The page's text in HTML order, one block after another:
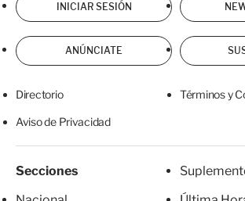
INICIAR SESIÓN
ANÚNCIATE
Directorio Términos y
Aviso de Privacidad
Secciones